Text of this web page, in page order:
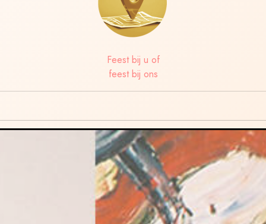
Feest bij u of
feest bij ons